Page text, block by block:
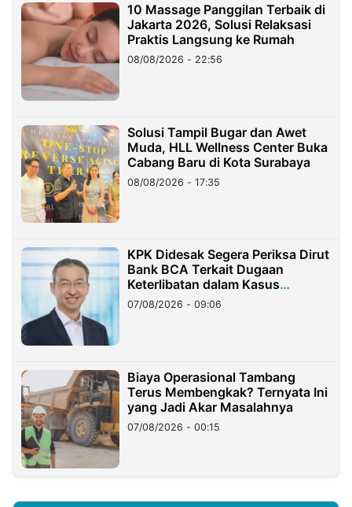
10 Massage Panggilan Terbaik di
Jakarta 2026, Solusi Relaksasi
Praktis Langsung ke Rumah
08/08/2026 - 22:56
Solusi Tampil Bugar dan Awet
Muda, HLL Wellness Center Buka
Cabang Baru di Kota Surabaya
08/08/2026 - 17:35
KPK Didesak Segera Periksa Dirut
Bank BCA Terkait Dugaan
Keterlibatan dalam Kasus
Hilangnya Dana Nasabah Rp2,58
Miliar
07/08/2026 - 09:06
Biaya Operasional Tambang
Terus Membengkak? Ternyata Ini
yang Jadi Akar Masalahnya
07/08/2026 - 00:15